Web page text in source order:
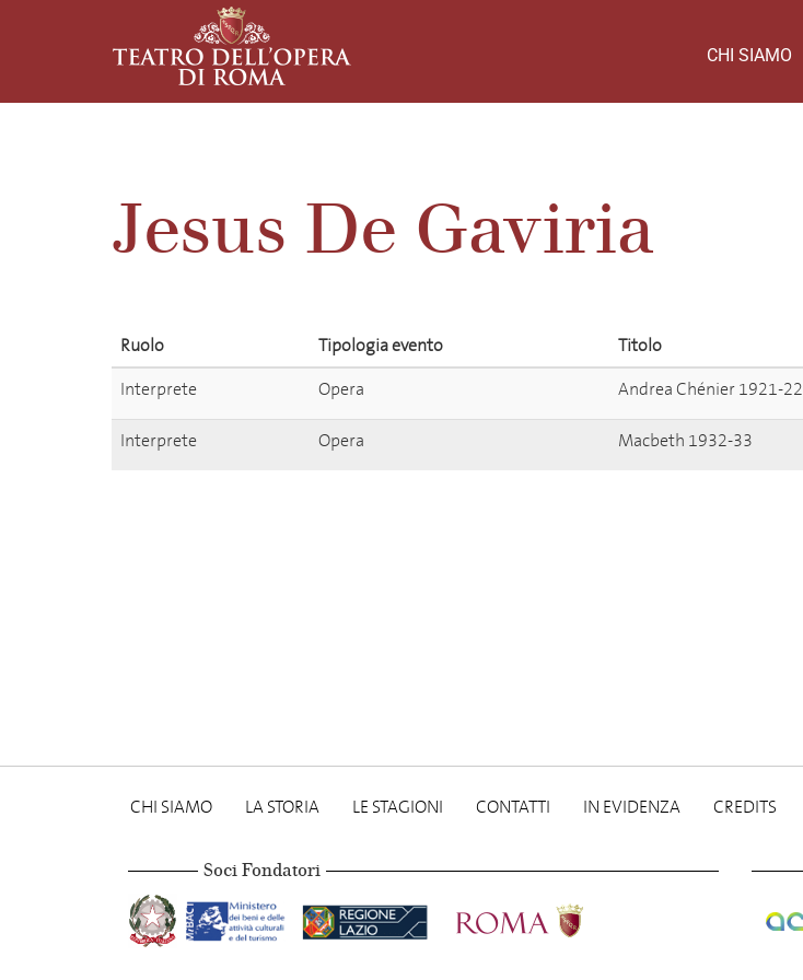
CHI SIAMO
Jesus De Gaviria
Ruolo Tipologia evento
Titolo
Interprete
Opera Andrea Chénier 1921-22
Interprete Opera Macbeth 1932-33
CHI SIAMO LA STORIA LE STAGIONI CONTATTI IN EVIDENZA CREDITS
Soci Fondatori